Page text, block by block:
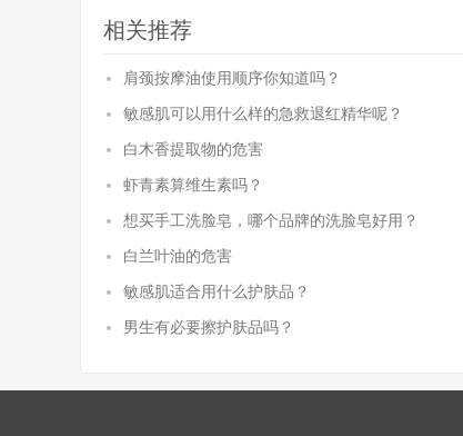
相关推荐
肩颈按摩油使用顺序你知道吗？
敏感肌可以用什么样的急救退红精华呢？
白木香提取物的危害
虾青素算维生素吗？
想买手工洗脸皂，哪个品牌的洗脸皂好用？
白兰叶油的危害
敏感肌适合用什么护肤品？
男生有必要擦护肤品吗？